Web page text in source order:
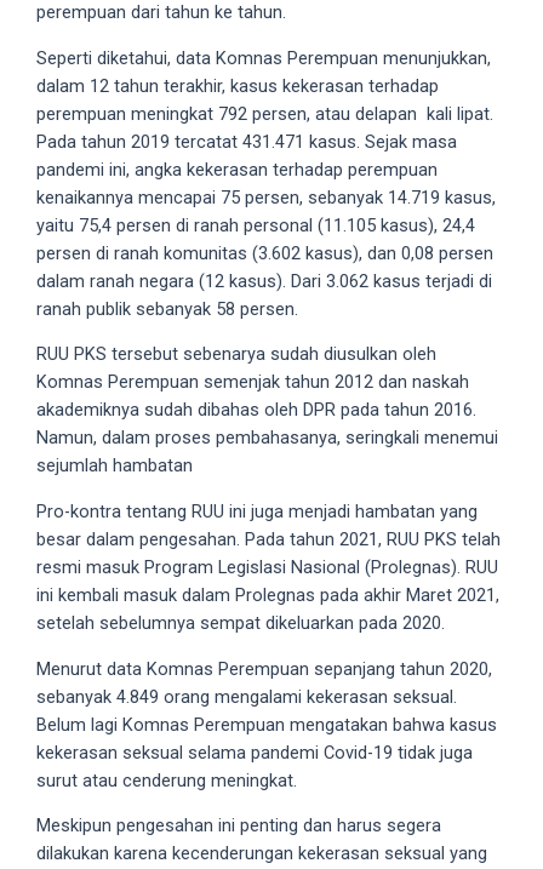
working
days.
also
embed
porn
videos
other
websites.
18Tube.tv
you’ll
also
find
exclusive
porn
productions
shot
ourselves.
around
each
perempuan dari tahun ke tahun.
Seperti diketahui, data Komnas Perempuan menunjukkan,
dalam 12 tahun terakhir, kasus kekerasan terhadap
perempuan meningkat 792 persen, atau delapan kali lipat.
Pada tahun 2019 tercatat 431.471 kasus. Sejak masa
pandemi ini, angka kekerasan terhadap perempuan
kenaikannya mencapai 75 persen, sebanyak 14.719 kasus,
yaitu 75,4 persen di ranah personal (11.105 kasus), 24,4
persen di ranah komunitas (3.602 kasus), dan 0,08 persen
dalam ranah negara (12 kasus). Dari 3.062 kasus terjadi di
ranah publik sebanyak 58 persen.
RUU PKS tersebut sebenarya sudah diusulkan oleh
Komnas Perempuan semenjak tahun 2012 dan naskah
akademiknya sudah dibahas oleh DPR pada tahun 2016.
Namun, dalam proses pembahasanya, seringkali menemui
sejumlah hambatan
Pro-kontra tentang RUU ini juga menjadi hambatan yang
besar dalam pengesahan. Pada tahun 2021, RUU PKS telah
resmi masuk Program Legislasi Nasional (Prolegnas). RUU
ini kembali masuk dalam Prolegnas pada akhir Maret 2021,
setelah sebelumnya sempat dikeluarkan pada 2020.
Menurut data Komnas Perempuan sepanjang tahun 2020,
sebanyak 4.849 orang mengalami kekerasan seksual.
Belum lagi Komnas Perempuan mengatakan bahwa kasus
kekerasan seksual selama pandemi Covid-19 tidak juga
surut atau cenderung meningkat.
Meskipun pengesahan ini penting dan harus segera
dilakukan karena kecenderungan kekerasan seksual yang